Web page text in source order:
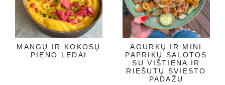
MANGŲ IR KOKOSŲ
PIENO LEDAI
AGURKŲ IR MINI
PAPRIKŲ SALOTOS
SU VIŠTIENA IR
RIEŠUTŲ SVIESTO
PADAŽU